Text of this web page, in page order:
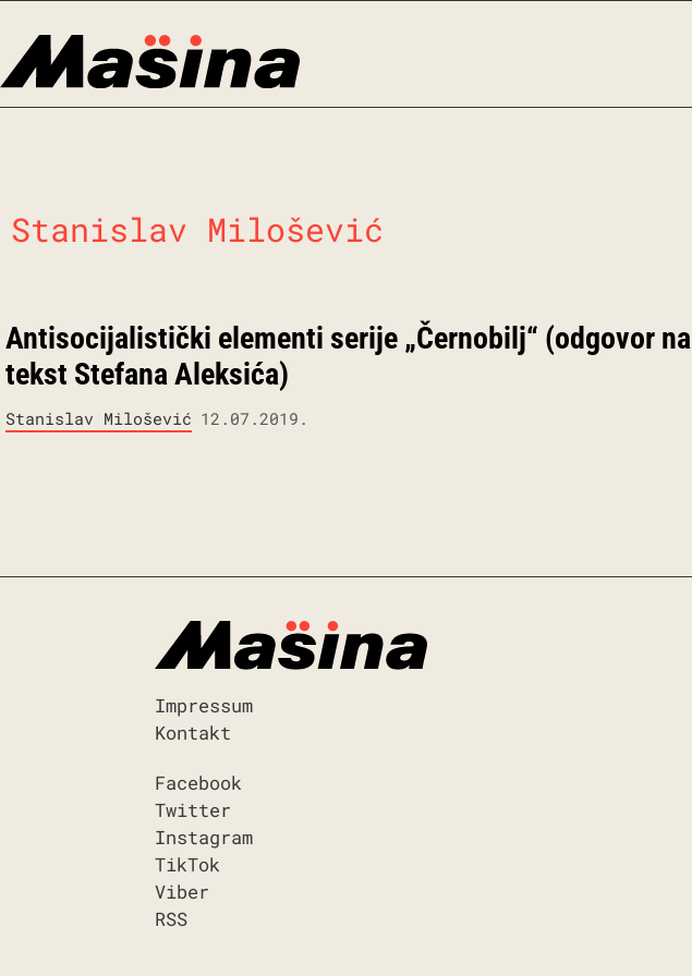
content
Stanislav Milošević
Antisocijalistički elementi serije „Černobilj“ (odgovor na
tekst Stefana Aleksića)
Stanislav Milošević 12.07.2019.
Impressum
Kontakt
Facebook
Twitter
Instagram
TikTok
Viber
RSS